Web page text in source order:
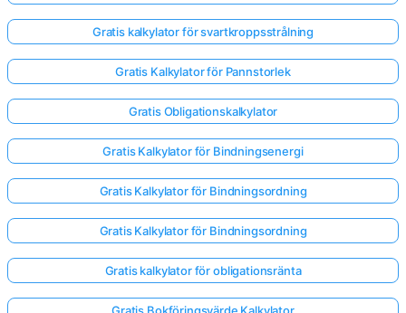
Gratis kalkylator för svartkroppsstrålning
Gratis Kalkylator för Pannstorlek
Gratis Obligationskalkylator
Gratis Kalkylator för Bindningsenergi
Gratis Kalkylator för Bindningsordning
Gratis Kalkylator för Bindningsordning
Gratis kalkylator för obligationsränta